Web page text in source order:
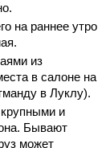
на раннее утро
из
в салоне на
в Луклу).
и
Бывают
может